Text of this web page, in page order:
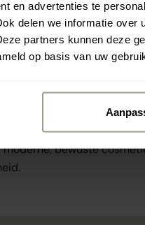
en advertenties te
delen we informatie
partners kunnen deze
op basis van uw
aan een betere
en respect
biologische en
worden
The Vegan Society UK
beleid ben je
moderne, bewuste